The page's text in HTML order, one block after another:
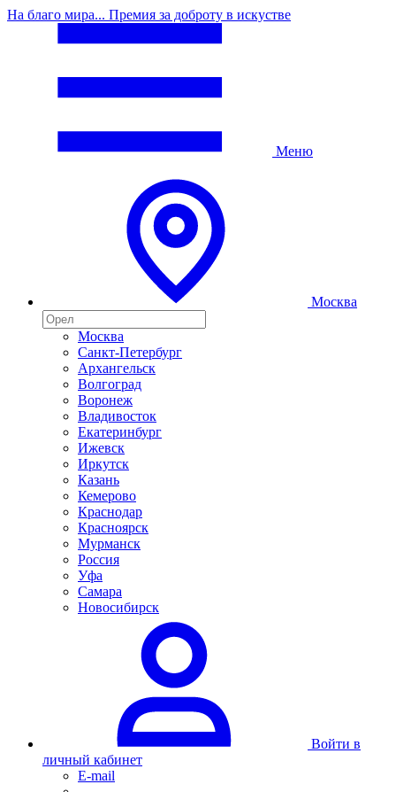
На благо мира... Премия за доброту в искустве
Меню
Москва
Москва
Санкт-Петербург
Архангельск
Волгоград
Воронеж
Владивосток
Екатеринбург
Ижевск
Иркутск
Казань
Кемерово
Краснодар
Красноярск
Мурманск
Россия
Уфа
Самара
Новосибирск
Войти в
личный кабинет
E-mail